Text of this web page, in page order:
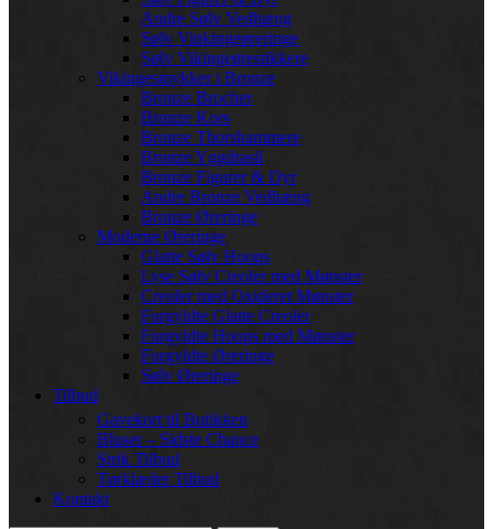
Andre Sølv Vedhæng
Sølv Vinkingeøreringe
Sølv Vikingeørestikkere
Vikingesmykker i Bronze
Bronze Brocher
Bronze Kors
Bronze Thorshammere
Bronze Yggdrasil
Bronze Figurer & Dyr
Andre Bronze Vedhæng
Bronze Øreringe
Moderne Øreringe
Glatte Sølv Hoops
Lyse Sølv Creoler med Mønster
Creoler med Oxideret Mønster
Forgyldte Glatte Creoler
Forgyldte Hoops med Mønster
Forgyldte Øreringe
Sølv Øreringe
Tilbud
Gavekort til Butikken
Bluser – Sidste Chance
Strik Tilbud
Tørklæder Tilbud
Kontakt